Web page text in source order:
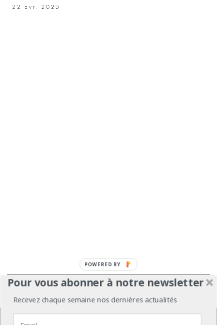
22 avr. 2025
Annonceurs Partenariats Les Experts
Pour vous abonner à notre newsletter
Recevez chaque semaine nos dernières actualités
POWERED
BY